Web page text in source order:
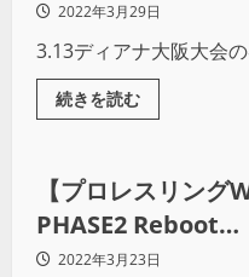
2022年3月29日
3.13ディアナ大阪大会
続きを読む
プロレス
【プロレスリング
PHASE2 Reboot
3rd「
2022年3月23日